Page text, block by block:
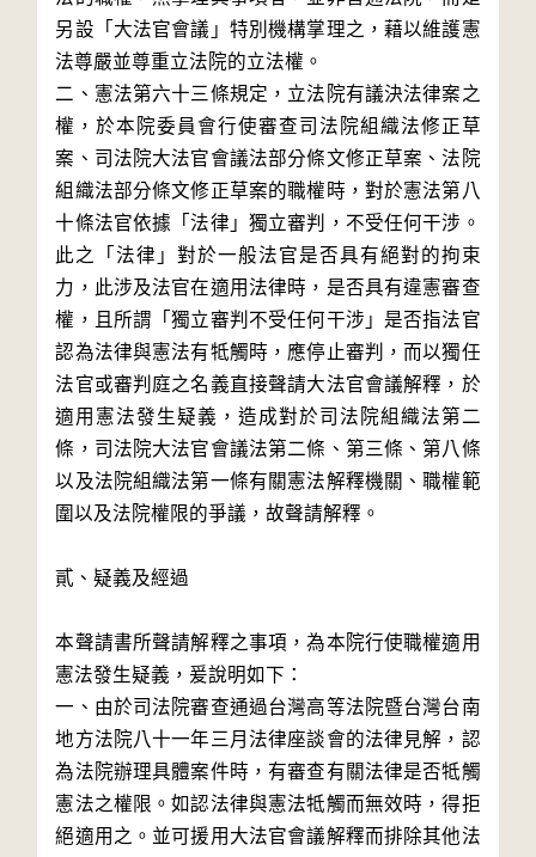
另設「大法官會議」特別機構掌理之，藉以維護憲
法尊嚴並尊重立法院的立法權。
二、憲法第六十三條規定，立法院有議決法律案之
權，於本院委員會行使審查司法院組織法修正草
案、司法院大法官會議法部分條文修正草案、法院
組織法部分條文修正草案的職權時，對於憲法第八
十條法官依據「法律」獨立審判，不受任何干涉。
此之「法律」對於一般法官是否具有絕對的拘束
力，此涉及法官在適用法律時，是否具有違憲審查
權，且所謂「獨立審判不受任何干涉」是否指法官
認為法律與憲法有牴觸時，應停止審判，而以獨任
法官或審判庭之名義直接聲請大法官會議解釋，於
適用憲法發生疑義，造成對於司法院組織法第二
條，司法院大法官會議法第二條、第三條、第八條
以及法院組織法第一條有關憲法解釋機關、職權範
圍以及法院權限的爭議，故聲請解釋。
貳、疑義及經過
本聲請書所聲請解釋之事項，為本院行使職權適用
憲法發生疑義，爰說明如下：
一、由於司法院審查通過台灣高等法院暨台灣台南
地方法院八十一年三月法律座談會的法律見解，認
為法院辦理具體案件時，有審查有關法律是否牴觸
憲法之權限。如認法律與憲法牴觸而無效時，得拒
絕適用之。並可援用大法官會議解釋而排除其他法